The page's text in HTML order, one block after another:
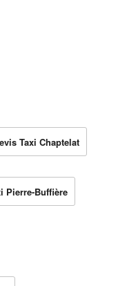
Taxi Chaptelat
Pierre-Buffière